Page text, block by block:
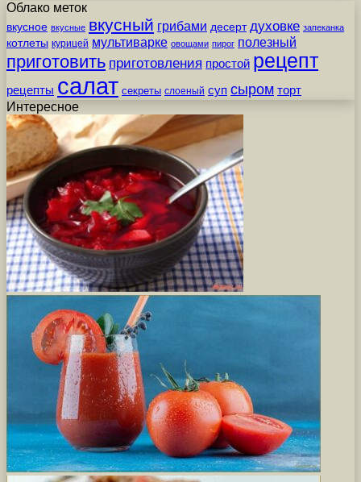
Облако меток
вкусное вкусные вкусный грибами десерт духовке запеканка
котлеты курицей мультиварке овощами пирог полезный
приготовить приготовления простой рецепт
рецепты салат секреты слоеный суп сыром торт
Интересное